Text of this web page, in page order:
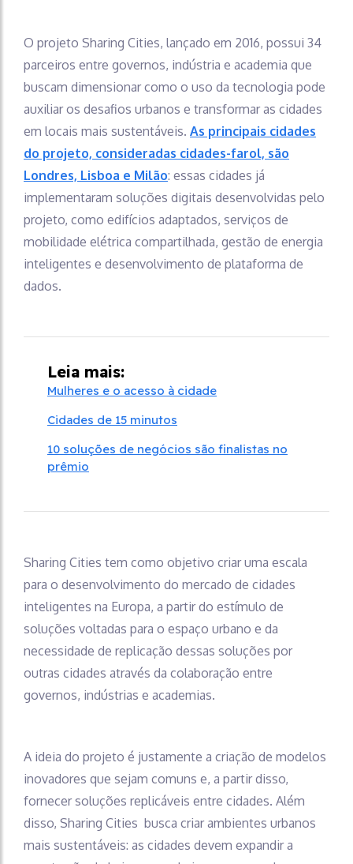
O projeto Sharing Cities, lançado em 2016, possui 34
parceiros entre governos, indústria e academia que
buscam dimensionar como o uso da tecnologia pode
auxiliar os desafios urbanos e transformar as cidades
em locais mais sustentáveis. As principais cidades
do projeto, consideradas cidades-farol, são
Londres, Lisboa e Milão: essas cidades já
implementaram soluções digitais desenvolvidas pelo
projeto, como edifícios adaptados, serviços de
mobilidade elétrica compartilhada, gestão de energia
inteligentes e desenvolvimento de plataforma de
dados.
Leia mais:
Mulheres e o acesso à cidade
Cidades de 15 minutos
10 soluções de negócios são finalistas no
prêmio
Sharing Cities tem como objetivo criar uma escala
para o desenvolvimento do mercado de cidades
inteligentes na Europa, a partir do estímulo de
soluções voltadas para o espaço urbano e da
necessidade de replicação dessas soluções por
outras cidades através da colaboração entre
governos, indústrias e academias.
A ideia do projeto é justamente a criação de modelos
inovadores que sejam comuns e, a partir disso,
fornecer soluções replicáveis entre cidades. Além
disso, Sharing Cities busca criar ambientes urbanos
mais sustentáveis: as cidades devem expandir a